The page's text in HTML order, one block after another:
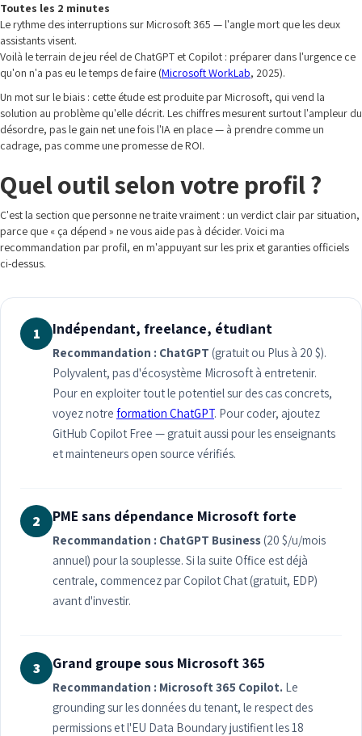
Toutes les 2 minutes
Le rythme des interruptions sur Microsoft 365 — l'angle mort que les deux
assistants visent.
Voilà le terrain de jeu réel de ChatGPT et Copilot : préparer dans l'urgence ce
qu'on n'a pas eu le temps de faire (Microsoft WorkLab, 2025).
Un mot sur le biais : cette étude est produite par Microsoft, qui vend la
solution au problème qu'elle décrit. Les chiffres mesurent surtout l'ampleur du
désordre, pas le gain net une fois l'IA en place — à prendre comme un
cadrage, pas comme une promesse de ROI.
Quel outil selon votre profil ?
C'est la section que personne ne traite vraiment : un verdict clair par situation,
parce que « ça dépend » ne vous aide pas à décider. Voici ma
recommandation par profil, en m'appuyant sur les prix et garanties officiels
ci-dessus.
1 Indépendant, freelance, étudiant
Recommandation : ChatGPT (gratuit ou Plus à 20 $).
Polyvalent, pas d'écosystème Microsoft à entretenir.
Pour en exploiter tout le potentiel sur des cas concrets,
voyez notre formation ChatGPT. Pour coder, ajoutez
GitHub Copilot Free — gratuit aussi pour les enseignants
et mainteneurs open source vérifiés.
2 PME sans dépendance Microsoft forte
Recommandation : ChatGPT Business (20 $/u/mois
annuel) pour la souplesse. Si la suite Office est déjà
centrale, commencez par Copilot Chat (gratuit, EDP)
avant d'investir.
3 Grand groupe sous Microsoft 365
Recommandation : Microsoft 365 Copilot. Le
grounding sur les données du tenant, le respect des
permissions et l'EU Data Boundary justifient les 18